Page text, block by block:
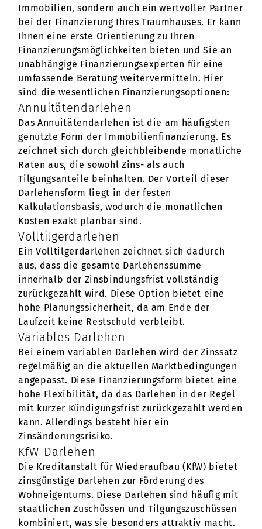
Immobilien, sondern auch ein wertvoller Partner
bei der Finanzierung Ihres Traumhauses. Er kann
Ihnen eine erste Orientierung zu Ihren
Finanzierungsmöglichkeiten bieten und Sie an
unabhängige Finanzierungsexperten für eine
umfassende Beratung weitervermitteln. Hier
sind die wesentlichen Finanzierungsoptionen:
Annuitätendarlehen
Das Annuitätendarlehen ist die am häufigsten
genutzte Form der Immobilienfinanzierung. Es
zeichnet sich durch gleichbleibende monatliche
Raten aus, die sowohl Zins- als auch
Tilgungsanteile beinhalten. Der Vorteil dieser
Darlehensform liegt in der festen
Kalkulationsbasis, wodurch die monatlichen
Kosten exakt planbar sind.
Volltilgerdarlehen
Ein Volltilgerdarlehen zeichnet sich dadurch
aus, dass die gesamte Darlehenssumme
innerhalb der Zinsbindungsfrist vollständig
zurückgezahlt wird. Diese Option bietet eine
hohe Planungssicherheit, da am Ende der
Laufzeit keine Restschuld verbleibt.
Variables Darlehen
Bei einem variablen Darlehen wird der Zinssatz
regelmäßig an die aktuellen Marktbedingungen
angepasst. Diese Finanzierungsform bietet eine
hohe Flexibilität, da das Darlehen in der Regel
mit kurzer Kündigungsfrist zurückgezahlt werden
kann. Allerdings besteht hier ein
Zinsänderungsrisiko.
KfW-Darlehen
Die Kreditanstalt für Wiederaufbau (KfW) bietet
zinsgünstige Darlehen zur Förderung des
Wohneigentums. Diese Darlehen sind häufig mit
staatlichen Zuschüssen und Tilgungszuschüssen
kombiniert, was sie besonders attraktiv macht.